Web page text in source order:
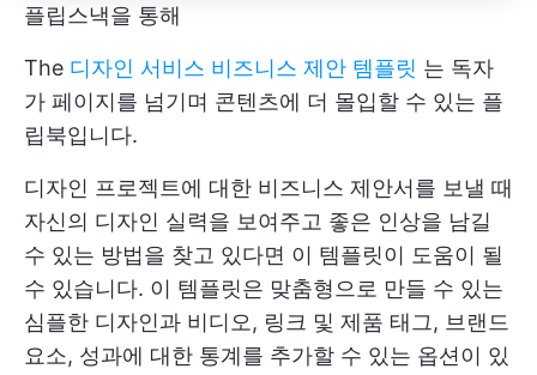
플립스낵을 통해
The 디자인 서비스 비즈니스 제안 템플릿 는 독자
가 페이지를 넘기며 콘텐츠에 더 몰입할 수 있는 플
립북입니다.
디자인 프로젝트에 대한 비즈니스 제안서를 보낼 때
자신의 디자인 실력을 보여주고 좋은 인상을 남길
수 있는 방법을 찾고 있다면 이 템플릿이 도움이 될
수 있습니다. 이 템플릿은 맞춤형으로 만들 수 있는
심플한 디자인과 비디오, 링크 및 제품 태그, 브랜드
요소, 성과에 대한 통계를 추가할 수 있는 옵션이 있